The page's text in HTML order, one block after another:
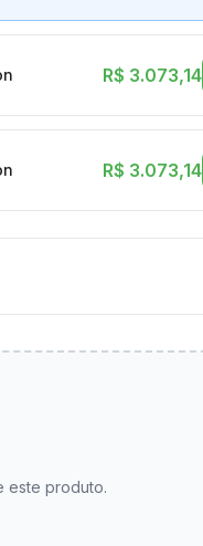
R$ 3.073,14
R$ 3.073,14
este produto.